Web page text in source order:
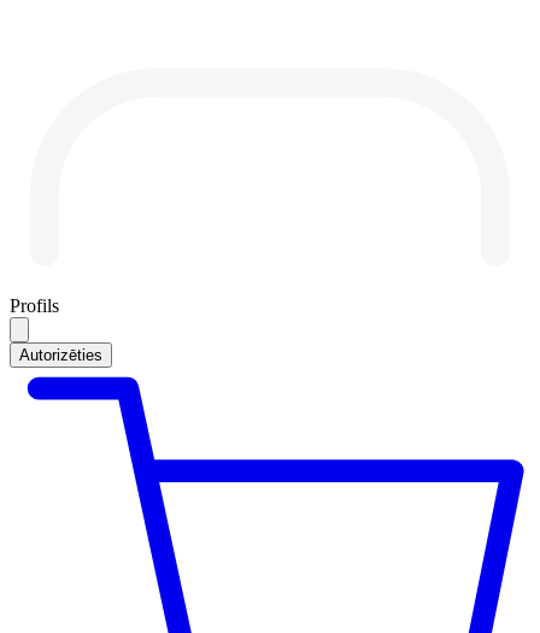
Profils
Autorizēties